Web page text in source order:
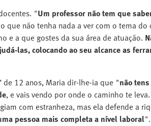
"Um professor não tem que
que não tenha nada a ver com o tema
e a que gostes da sua área de atuação.
las, colocando ao seu alcance as
de 12 anos, Maria dir-lhe-ia que "não
, e vais vendo por onde o caminho te
com estranheza, mas ela defende a
pessoa mais completa a nível laboral".